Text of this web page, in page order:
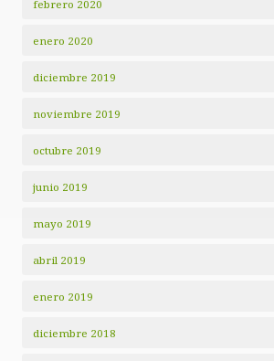
febrero 2020
enero 2020
diciembre 2019
noviembre 2019
octubre 2019
junio 2019
mayo 2019
abril 2019
enero 2019
diciembre 2018